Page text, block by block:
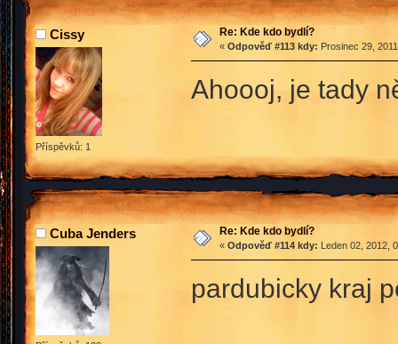
Cissy
Příspěvků: 1
Re: Kde kdo bydlí?
« Odpověď #113 kdy: Prosinec 29,
Ahoooj, je tady
Cuba Jenders Re: Kde kdo bydlí?
« Odpověď #114 kdy: Leden 02, 2012,
pardubicky kraj